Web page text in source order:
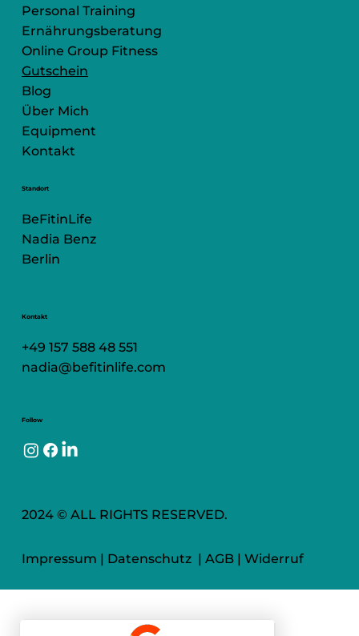
Personal Training
Ernährungsberatung
Online Group Fitness
Gutschein
Blog
Über Mich
Equipment
Kontakt
Standort
BeFitinLife
Nadia Benz
Berlin
Kontakt
+49 157 588 48 551
nadia@befitinlife.com
Follow
2024 © ALL RIGHTS RESERVED.
Impressum | Datenschutz| AGB| Widerruf